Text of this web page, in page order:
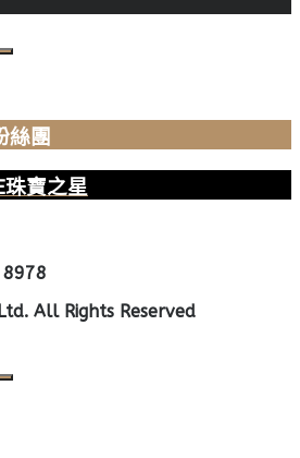
絲團
珠寶之星
All Rights Reserved